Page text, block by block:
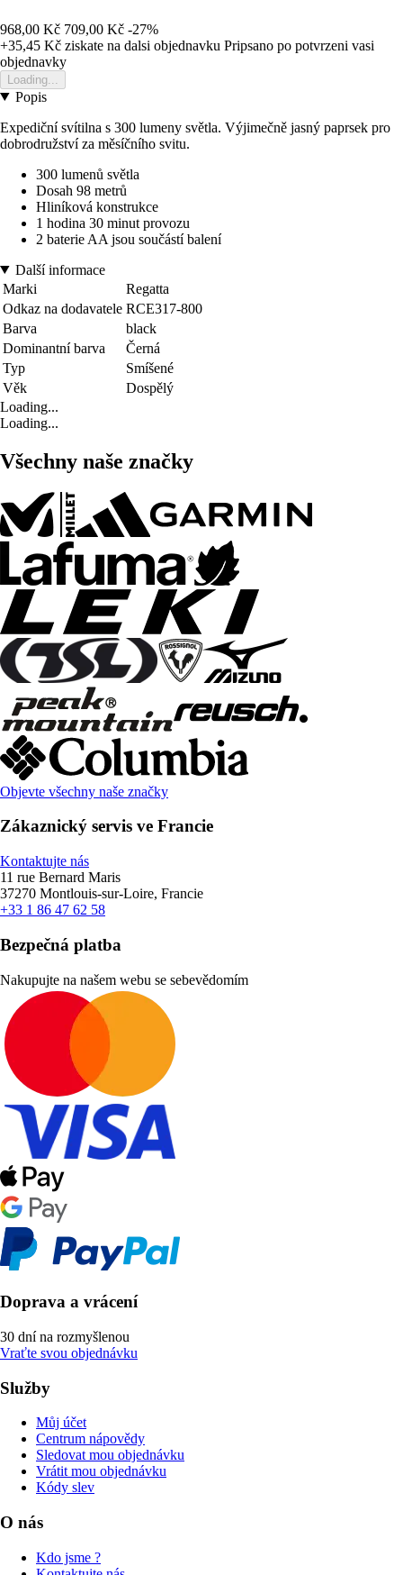
968,00 Kč 709,00 Kč -27%
+35,45 Kč ziskate na dalsi objednavku Pripsano po potvrzeni vasi
objednavky
Loading...
Popis
Expediční svítilna s 300 lumeny světla. Výjimečně jasný paprsek pro
dobrodružství za měsíčního svitu.
300 lumenů světla
Dosah 98 metrů
Hliníková konstrukce
1 hodina 30 minut provozu
2 baterie AA jsou součástí balení
Další informace
Marki
Regatta
Odkaz na dodavatele RCE317-800
Barva
black
Dominantní barva
Černá
Typ
Smíšené
Věk
Dospělý
Loading...
Loading...
Všechny naše značky
Objevte všechny naše značky
Zákaznický servis ve Francie
Kontaktujte nás
11 rue Bernard Maris
37270 Montlouis-sur-Loire, Francie
+33 1 86 47 62 58
Bezpečná platba
Nakupujte na našem webu se sebevědomím
Doprava a vrácení
30 dní na rozmyšlenou
Vraťte svou objednávku
Služby
Můj účet
Centrum nápovědy
Sledovat mou objednávku
Vrátit mou objednávku
Kódy slev
O nás
Kdo jsme ?